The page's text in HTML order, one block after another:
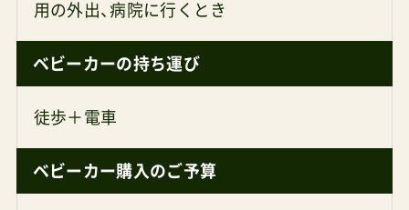
用の外出、病院に行くとき
ベビーカーの持ち運び
徒歩＋電車
ベビーカー購入のご予算